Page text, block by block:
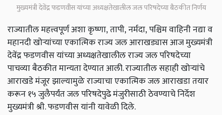
मुख्यमंत्री देवेंद्र फडणवीस यांच्या अध्यक्षतेखालील जल परिषदेच्या बैठकीत निर्णय
राज्यातील महत्त्वपूर्ण अशा कृष्णा, तापी, नर्मदा, पश्चिम वाहिनी नद्या व
महानदी खोऱ्यांच्या एकात्मिक राज्य जल आराखड्यास आज मुख्यमंत्री
देवेंद्र फडणवीस यांच्या अध्यक्षतेखालील राज्य जल परिषदेच्या
पाचव्या बैठकीत मान्यता देण्यात आली. राज्यातील सहाही खोऱ्यांचे
आराखडे मंजूर झाल्यामुळे राज्याचा एकात्मिक जल आराखडा तयार
करून १५ जुलैपर्यंत जल परिषदेपुढे मंजुरीसाठी ठेवण्याचे निर्देश
मुख्यमंत्री श्री. फडणवीस यांनी यावेळी दिले.